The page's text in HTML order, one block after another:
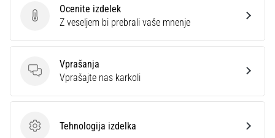
Prikaži
vseOcenite izdelek
Ocenite izdelek
Z veseljem bi prebrali vaše mnenje
Vprašanja
Vprašanja
Vprašajte nas karkoli
Tehnologija izdelka
Tehnologija izdelka